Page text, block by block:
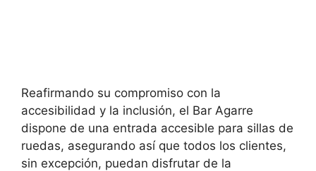
Reafirmando su compromiso con la
accesibilidad y la inclusión, el Bar Agarre
dispone de una entrada accesible para sillas de
ruedas, asegurando así que todos los clientes,
sin excepción, puedan disfrutar de la